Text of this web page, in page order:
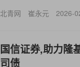
北青网 崔永元 2026-
国信证券,助力隆
司债